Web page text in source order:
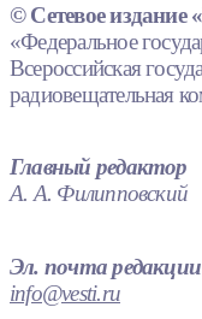
© Сетевое издание
«Федеральное
Всероссийская
радиовещательная
Главный редактор
А. А. Филипповский
Эл. почта редакции
info@vesti.ru